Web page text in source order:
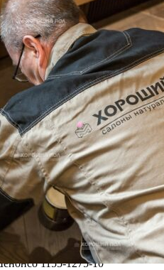
царапин. Полы,
Системы для локального
РЕСТАВРАЦИЯ
ВМЯТИН НА ПАРКЕТЕ.
И ТВЕРДЫМ ВОСКОМ
Нордкап (North Cape)
Solution collection) Масло
1155-1275-10